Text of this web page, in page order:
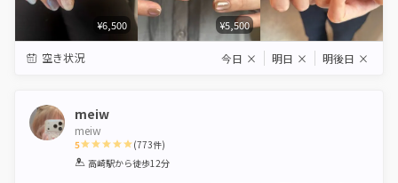
¥6,500 ¥5,500
空き状況 今日 × 明日 × 明後日 ×
meiw
meiw
5
1 2 3 4 5
(773件)
高崎駅から徒歩12分